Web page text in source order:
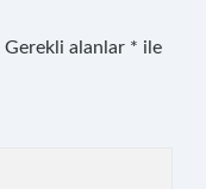
Gerekli alanlar * ile